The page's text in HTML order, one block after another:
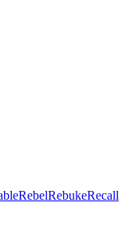
RebelRebukeRecall